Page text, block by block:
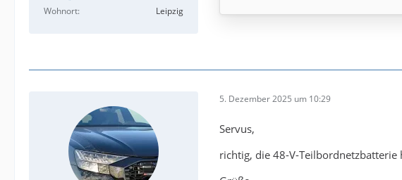
Wohnort
Leipzig
5. Dezember 2025 um 10:29
Servus,
richtig, die 48-V-Teilbordnetzbatterie